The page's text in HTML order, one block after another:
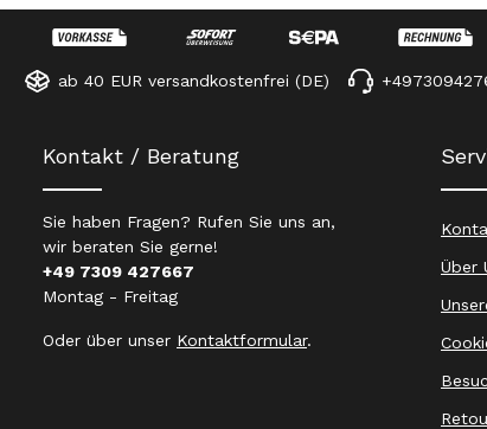
ab 40 EUR versandkostenfrei (DE)
Kontakt / Beratung
Sie haben Fragen? Rufen Sie uns an,
wir beraten Sie gerne!
+49 7309 427667
Montag - Freitag
Oder über unser Kontaktformular.
Über